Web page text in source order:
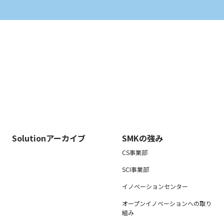
Solutionアーカイブ SMKの強み
CS事業部
SCI事業部
イノベーションセンター
オープンイノベーションへの取り
組み